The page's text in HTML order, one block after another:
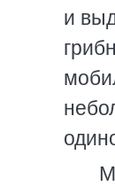
и